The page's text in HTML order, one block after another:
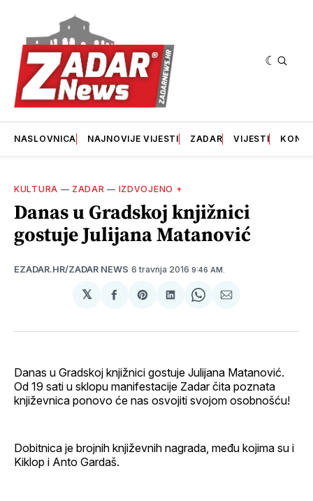
NASLOVNICA NAJNOVIJE VIJESTI ZADAR VIJESTI
KULTURA — ZADAR — IZDVOJENO +
Danas u Gradskoj knjižnici
gostuje Julijana Matanović
EZADAR.HR/ZADAR NEWS 6 travnja 2016 9:46 AM.
𝕏
podijeliSharepodijeliSharepodijeli
Danas u Gradskoj knjižnici gostuje Julijana Matanović.
Od 19 sati u sklopu manifestacije Zadar čita poznata
književnica ponovo će nas osvojiti svojom osobnošću!
Dobitnica je brojnih književnih nagrada, među kojima su i
Kiklop i Anto Gardaš.